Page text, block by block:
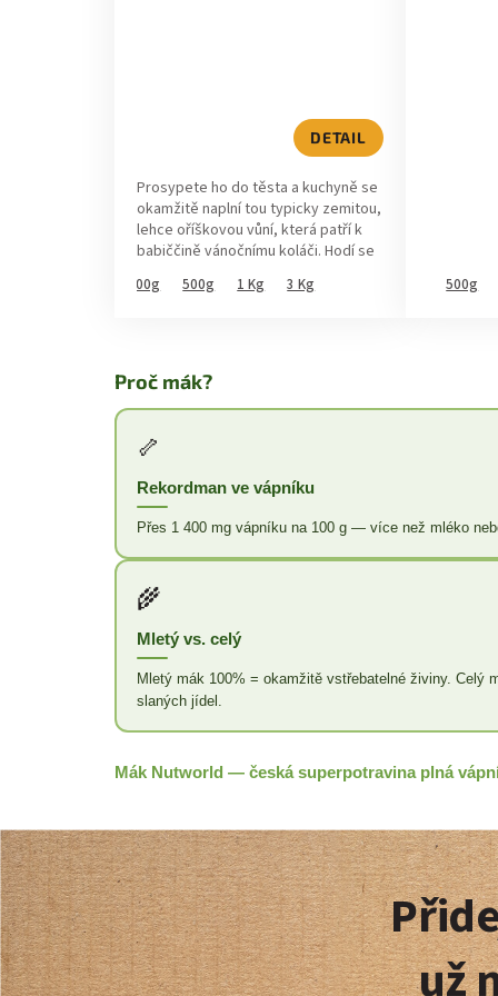
DETAIL
Prosypete ho do těsta a kuchyně se
okamžitě naplní tou typicky zemitou,
lehce oříškovou vůní, která patří k
babiččině vánočnímu koláči. Hodí se
200g 500g 1 Kg 3 Kg 500g
Proč mák?
🦴
Rekordman ve vápníku
Přes 1 400 mg vápníku na 100 g — více než mléko
🌾
Mletý vs. celý
Mletý mák 100% = okamžitě vstřebatelné živiny. Celý
slaných jídel.
Mák Nutworld — česká superpotravina plná
Z
á
p
a
už